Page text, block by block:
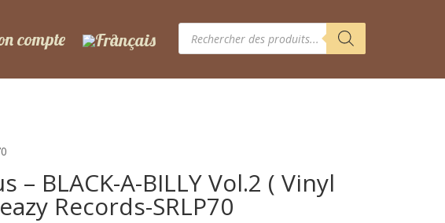
compte
Recherche
produits
– BLACK-A-BILLY Vol.2 ( Vinyl
Records-SRLP70